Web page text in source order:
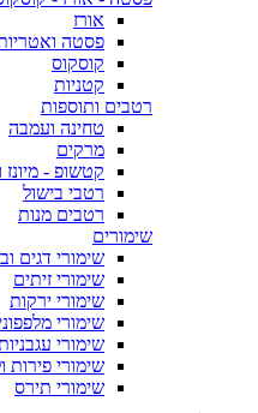
אורז
פסטה
קוסקוס
קטניות
רטבים ותוספות
טחינה ועמבה
מרקים
קטשופ - מיונז
רטבי בישול
רטבים מנות
שימורים
שימורי דגים
שימורי זיתים
שימורי ירקות
שימורי
שימורי
שימורי פירות
שימורי תירס